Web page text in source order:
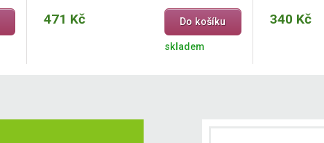
471 Kč Do košíku
skladem
340 Kč